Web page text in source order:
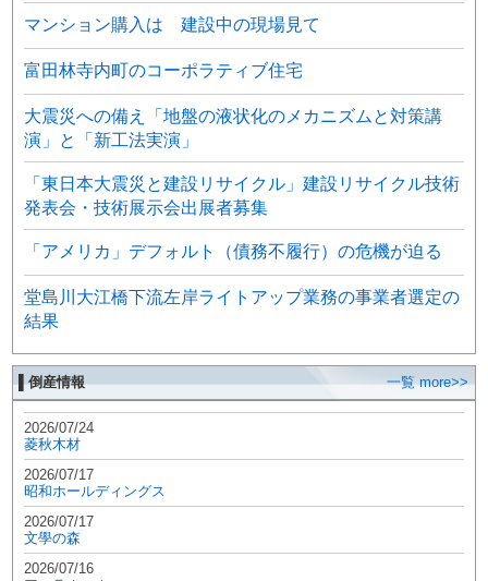
マンション購入は 建設中の現場見て
富田林寺内町のコーポラティブ住宅
大震災への備え「地盤の液状化のメカニズムと対策講
演」と「新工法実演」
「東日本大震災と建設リサイクル」建設リサイクル技術
発表会・技術展示会出展者募集
「アメリカ」デフォルト（債務不履行）の危機が迫る
堂島川大江橋下流左岸ライトアップ業務の事業者選定の
結果
▌倒産情報 一覧 more>>
2026/07/24
菱秋木材
2026/07/17
昭和ホールディングス
2026/07/17
文學の森
2026/07/16